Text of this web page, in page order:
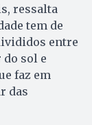
ressalta
tem de
entre
sol e
faz em
das